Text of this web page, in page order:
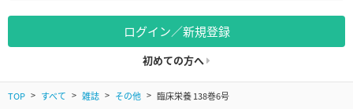
ログイン／新規登録
初めての方へ
TOP すべて 雑誌 その他 臨床栄養 138巻6号